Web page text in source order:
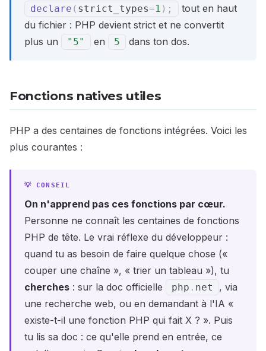
declare ( strict_types=1 ) ;
tout en haut
du fichier : PHP devient strict et ne convertit
plus un
"5" en 5 dans ton dos.
Fonctions natives utiles
PHP a des centaines de fonctions intégrées. Voici les
plus courantes :
On n'apprend pas ces fonctions par cœur.
Personne ne connaît les centaines de fonctions
PHP de tête. Le vrai réflexe du développeur :
quand tu as besoin de faire quelque chose («
couper une chaîne », « trier un tableau »), tu
cherches : sur la doc officielle php . net
, via
une recherche web, ou en demandant à l'IA «
existe-t-il une fonction PHP qui fait X ? ». Puis
tu lis sa doc : ce qu'elle prend en entrée, ce